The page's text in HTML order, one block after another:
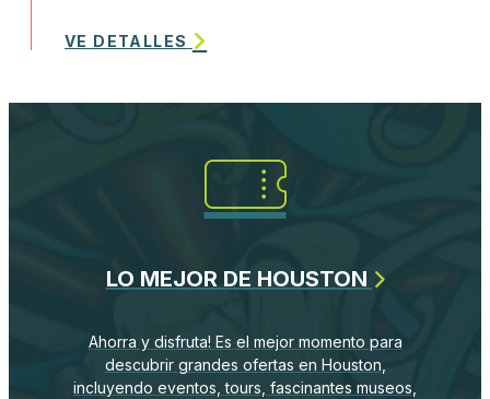
VE DETALLES
LO MEJOR DE HOUSTON
Ahorra y disfruta! Es el mejor momento para
descubrir grandes ofertas en Houston,
incluyendo eventos, tours, fascinantes museos,